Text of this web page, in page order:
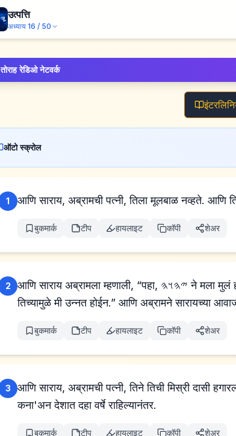
उत्पत्ति
अध्याय 16 / 50
तोराह रेडिओ नेटवर्क
ऑटो स्क्रोल
1 आणि साराय, अब्रामची पत्नी, तिला मूलबाळ नव्हते. आणि
बुकमार्क टीप हायलाइट कॉपी शेअर
2
आणि साराय अब्रामला म्हणाली, “पहा, 𐤉𐤄𐤅𐤄 ने मला मुलं होण्यापासून रोखले आहे. कृपया, माझ्या दासीकडे जा. कदाचित
तिच्यामुळे मी उन्नत होईन.” आणि अब्रामने सारायच्या
बुकमार्क टीप हायलाइट कॉपी शेअर
3
आणि साराय, अब्रामची पत्नी, तिने तिची मिस्री दासी
कना'अन देशात दहा वर्षे राहिल्यानंतर.
बुकमार्क टीप हायलाइट कॉपी शेअर